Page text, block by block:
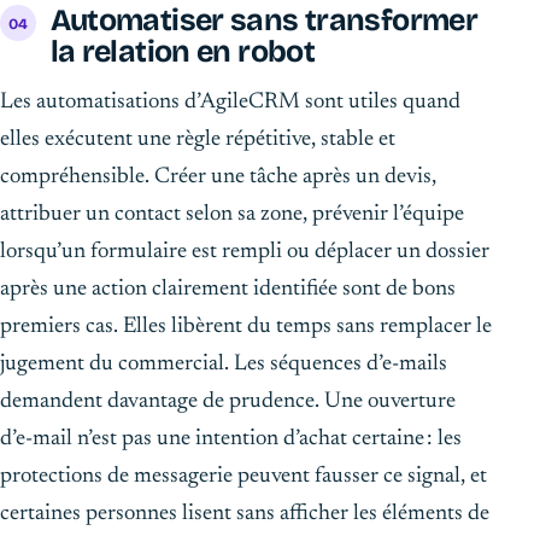
Automatiser sans transformer
la relation en robot
Les automatisations d’AgileCRM sont utiles quand
elles exécutent une règle répétitive, stable et
compréhensible. Créer une tâche après un devis,
attribuer un contact selon sa zone, prévenir l’équipe
lorsqu’un formulaire est rempli ou déplacer un dossier
après une action clairement identifiée sont de bons
premiers cas. Elles libèrent du temps sans remplacer le
jugement du commercial. Les séquences d’e-mails
demandent davantage de prudence. Une ouverture
d’e-mail n’est pas une intention d’achat certaine : les
protections de messagerie peuvent fausser ce signal, et
certaines personnes lisent sans afficher les éléments de